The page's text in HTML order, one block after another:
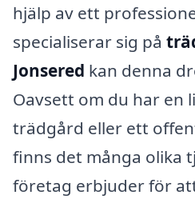
hjälp av ett
specialiserar sig på
Jonsered kan denna
Oavsett om du har en
trädgård eller ett
finns det många olika
företag erbjuder för